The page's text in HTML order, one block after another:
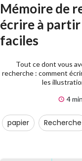
Mémoire de
écrire à partir
faciles
Tout ce dont vous
recherche : comment
les
4
papier Recherche